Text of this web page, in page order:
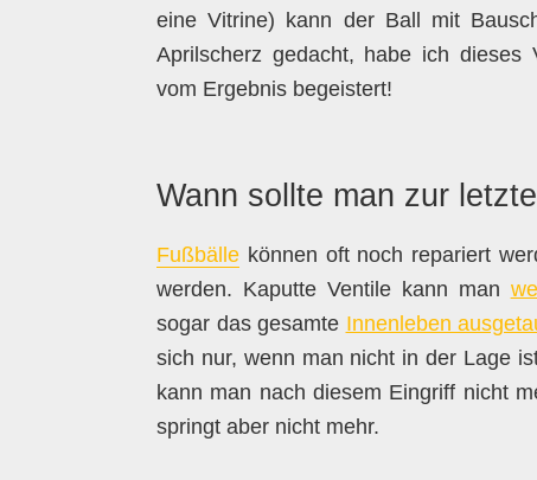
eine Vitrine) kann der Ball mit
Aprilscherz gedacht, habe ich dieses
vom Ergebnis begeistert!
Wann sollte man zur
Fußbälle können oft noch repariert
werden. Kaputte Ventile kann man
sogar das gesamte Innenleben
sich nur, wenn man nicht in der Lage
kann man nach diesem Eingriff nicht
springt aber nicht mehr.